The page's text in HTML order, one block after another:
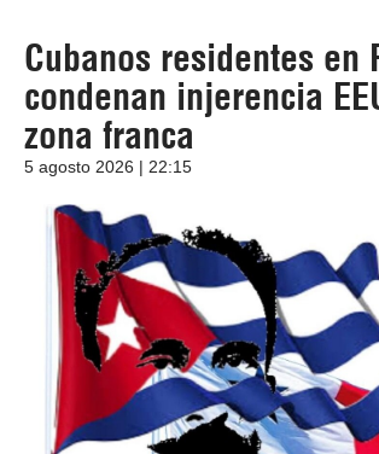
Cubanos residentes en
condenan injerencia
zona franca
5 agosto 2026 | 22:15